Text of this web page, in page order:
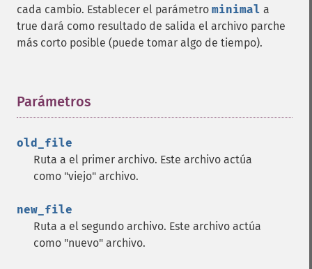
cada cambio. Establecer el parámetro minimal a
true dará como resultado de salida el archivo parche
más corto posible (puede tomar algo de tiempo).
Parámetros
old_file
Ruta a el primer archivo. Este archivo actúa
como "viejo" archivo.
new_file
Ruta a el segundo archivo. Este archivo actúa
como "nuevo" archivo.